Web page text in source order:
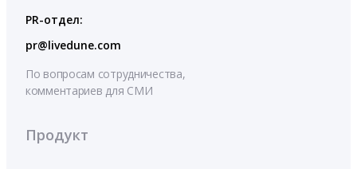
PR-отдел:
pr@livedune.com
По вопросам сотрудничества,
комментариев для СМИ
Продукт